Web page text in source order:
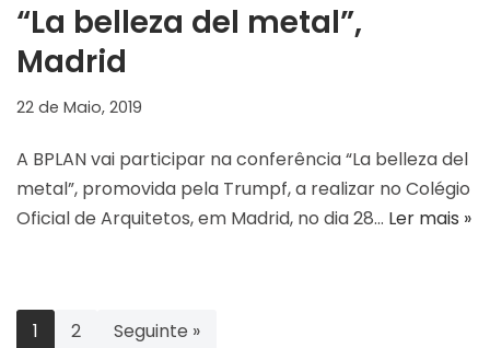
“La belleza del metal”,
Madrid
22 de Maio, 2019
A BPLAN vai participar na conferência “La belleza del
metal”, promovida pela Trumpf, a realizar no Colégio
Oficial de Arquitetos, em Madrid, no dia 28… Ler mais »
1 2 Seguinte »